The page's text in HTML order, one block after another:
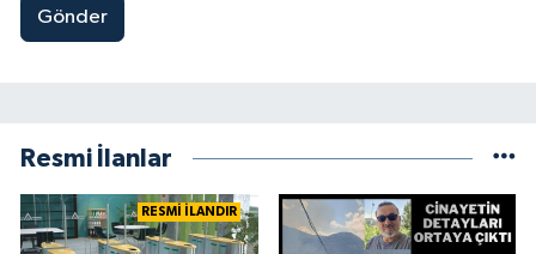
Gönder
Resmi İlanlar
RESMİ İLANDIR